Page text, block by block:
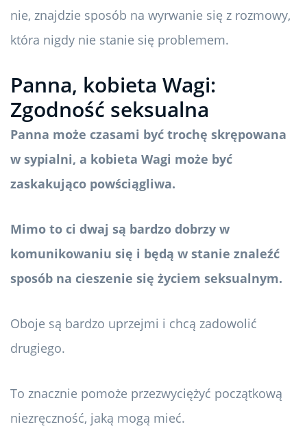
nie, znajdzie sposób na wyrwanie się z rozmowy,
która nigdy nie stanie się problemem.
Panna, kobieta Wagi:
Zgodność seksualna
Panna może czasami być trochę skrępowana
w sypialni, a kobieta Wagi może być
zaskakująco powściągliwa.
Mimo to ci dwaj są bardzo dobrzy w
komunikowaniu się i będą w stanie znaleźć
sposób na cieszenie się życiem seksualnym.
Oboje są bardzo uprzejmi i chcą zadowolić
drugiego.
To znacznie pomoże przezwyciężyć początkową
niezręczność, jaką mogą mieć.